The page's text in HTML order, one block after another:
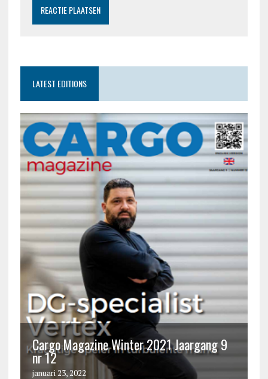
LATEST EDITIONS
Cargo Magazine Winter 2021 Jaargang 9
nr 12
januari 23, 2022